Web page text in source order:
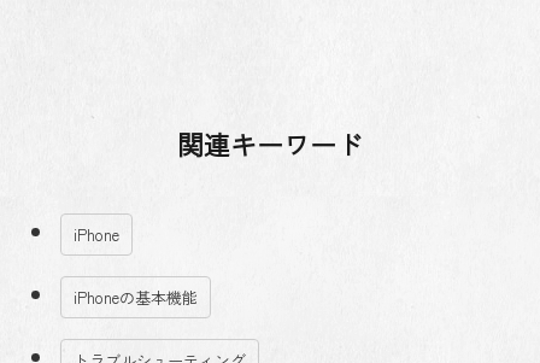
関連キーワード
iPhone
iPhoneの基本機能